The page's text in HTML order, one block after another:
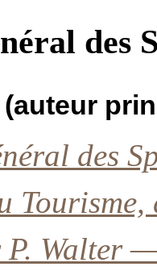
des
des
Tourisme,
Walter